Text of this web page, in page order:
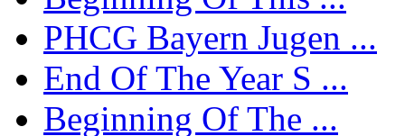
PHCG Bayern Jugen ...
End Of The Year S ...
Beginning Of The ...